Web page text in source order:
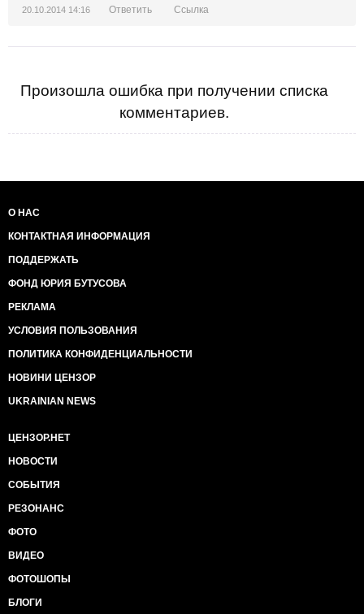
20.10.2014 14:16 Ответить Ссылка
Произошла ошибка при получении списка
комментариев.
О НАС
КОНТАКТНАЯ ИНФОРМАЦИЯ
ПОДДЕРЖАТЬ
ФОНД ЮРИЯ БУТУСОВА
РЕКЛАМА
УСЛОВИЯ ПОЛЬЗОВАНИЯ
ПОЛИТИКА КОНФИДЕНЦИАЛЬНОСТИ
НОВИНИ ЦЕНЗОР
UKRAINIAN NEWS
ЦЕНЗОР.НЕТ
НОВОСТИ
СОБЫТИЯ
РЕЗОНАНС
ФОТО
ВИДЕО
ФОТОШОПЫ
БЛОГИ